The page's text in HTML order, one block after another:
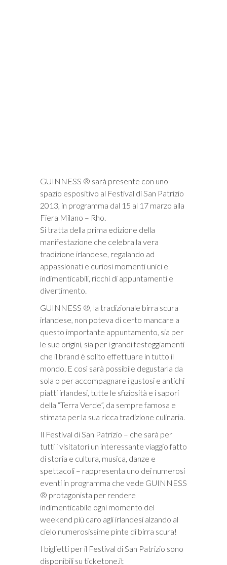
GUINNESS ® sarà presente con uno
spazio espositivo al Festival di San Patrizio
2013, in programma dal 15 al 17 marzo alla
Fiera Milano – Rho.
Si tratta della prima edizione della
manifestazione che celebra la vera
tradizione irlandese, regalando ad
appassionati e curiosi momenti unici e
indimenticabili, ricchi di appuntamenti e
divertimento.
GUINNESS ®, la tradizionale birra scura
irlandese, non poteva di certo mancare a
questo importante appuntamento, sia per
le sue origini, sia per i grandi festeggiamenti
che il brand è solito effettuare in tutto il
mondo. E così sarà possibile degustarla da
sola o per accompagnare i gustosi e antichi
piatti irlandesi, tutte le sfiziosità e i sapori
della “Terra Verde”, da sempre famosa e
stimata per la sua ricca tradizione culinaria.
Il Festival di San Patrizio – che sarà per
tutti i visitatori un interessante viaggio fatto
di storia e cultura, musica, danze e
spettacoli – rappresenta uno dei numerosi
eventi in programma che vede GUINNESS
® protagonista per rendere
indimenticabile ogni momento del
weekend più caro agli irlandesi alzando al
cielo numerosissime pinte di birra scura!
I biglietti per il Festival di San Patrizio sono
disponibili su ticketone.it